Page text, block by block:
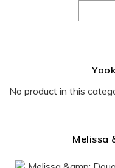
No product in this
Melissa